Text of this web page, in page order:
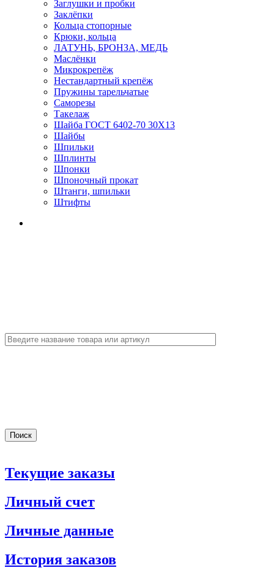
Заглушки и пробки
Заклёпки
Кольца стопорные
Крюки, кольца
ЛАТУНЬ, БРОНЗА, МЕДЬ
Маслёнки
Микрокрепёж
Нестандартный крепёж
Пружины тарельчатые
Саморезы
Такелаж
Шайба ГОСТ 6402-70 30Х13
Шайбы
Шпильки
Шплинты
Шпонки
Шпоночный прокат
Штанги, шпильки
Штифты
Текущие заказы
Личный счет
Личные данные
История заказов